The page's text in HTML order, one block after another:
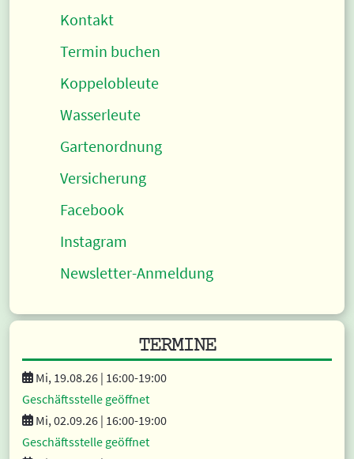
Kontakt
Termin buchen
Koppelobleute
Wasserleute
Gartenordnung
Versicherung
Facebook
Instagram
Newsletter-Anmeldung
TERMINE
Mi, 19.08.26 | 16:00-19:00
Geschäftsstelle geöffnet
Mi, 02.09.26 | 16:00-19:00
Geschäftsstelle geöffnet